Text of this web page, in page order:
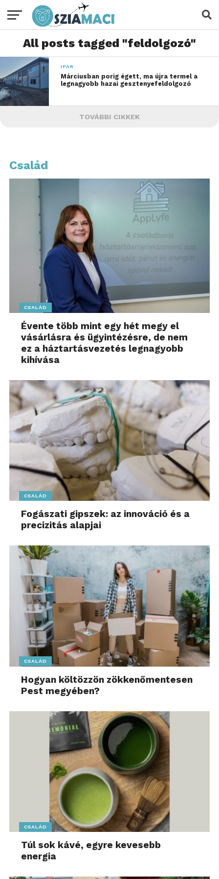
All posts tagged "feldolgozó"
IPAR
Márciusban porig égett, ma újra termel a
legnagyobb hazai gesztenyefeldolgozó
TOVÁBBI CIKKEK
Család
CSALÁD
Évente több mint egy hét megy el
vásárlásra és ügyintézésre, de nem
ez a háztartásvezetés legnagyobb
kihívása
CSALÁD
Fogászati gipszek: az innováció és a
precizitás alapjai
CSALÁD
Hogyan költözzön zökkenőmentesen
Pest megyében?
CSALÁD
Túl sok kávé, egyre kevesebb
energia